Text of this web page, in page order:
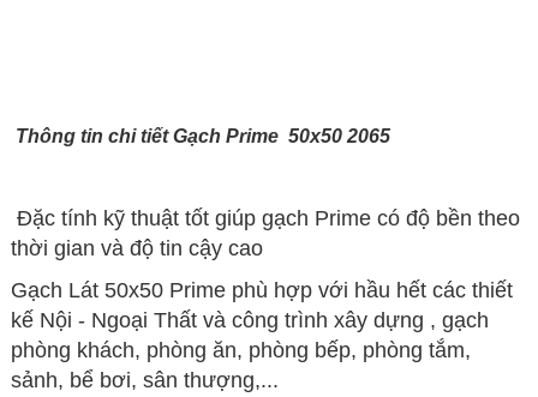
Thông tin chi tiết Gạch Prime 50x50 2065
Đặc tính kỹ thuật tốt giúp gạch Prime có độ bền theo
thời gian và độ tin cậy cao
Gạch Lát 50x50 Prime phù hợp với hầu hết các thiết
kế Nội - Ngoại Thất và công trình xây dựng , gạch
phòng khách, phòng ăn, phòng bếp, phòng tắm,
sảnh, bể bơi, sân thượng,...